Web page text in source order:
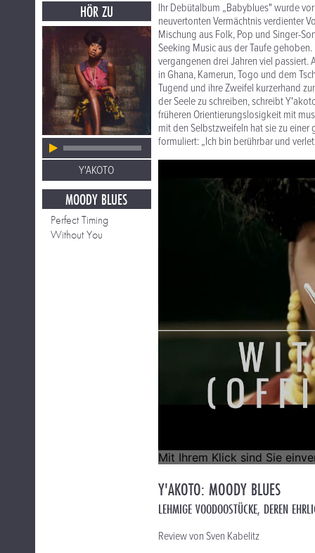
HÖR ZU
Y'AKOTO
MOODY BLUES
Perfect Timing
Without You
Ihr Debütalbum „Babyblues" wurde
neuvertonten Vermächtnis verdienter
Mischung aus Folk, Pop und Singer-
Seeking Music aus der Taufe
vergangenen drei Jahren viel
in Ghana, Kamerun, Togo und dem
Tugend und ihre Zweifel kurzerhand
der Seele zu schreiben, schreibt
früheren Orientierungslosigkeit mit
mit den Selbstzweifeln hat sie zu
formuliert: „Ich bin berührbar und
Y'AKOTO: MOODY BLUES
LEHMIGE VOODOOSTÜCKE, DEREN
Review von Sven Kabelitz